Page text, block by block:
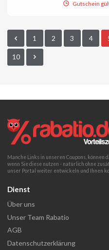
Gutschein
1 2 3 4
10
Manche Links in unseren Coupons, können
wenn Sie diese nutzen - natürlich ohne
unser Portal weiter entwickeln und Ihnen
Dienst
Über uns
Unser Team Rabatio
AGB
Datenschutzerklärung